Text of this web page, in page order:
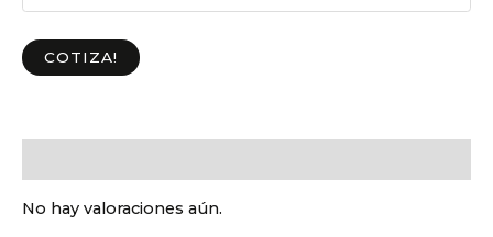
COTIZA!
No hay valoraciones aún.